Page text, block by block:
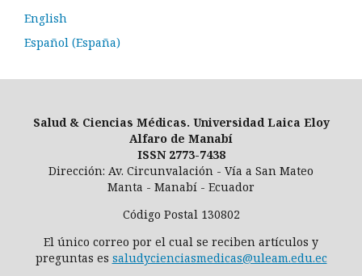
English
Español (España)
Salud & Ciencias Médicas. Universidad Laica Eloy
Alfaro de Manabí
ISSN 2773-7438
Dirección: Av. Circunvalación - Vía a San Mateo
Manta - Manabí - Ecuador
Código Postal 130802
El único correo por el cual se reciben artículos y
preguntas es saludycienciasmedicas@uleam.edu.ec